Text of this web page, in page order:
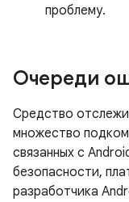
проблему.
Очереди
Средство
множество
связанных с
безопасности,
разработчика